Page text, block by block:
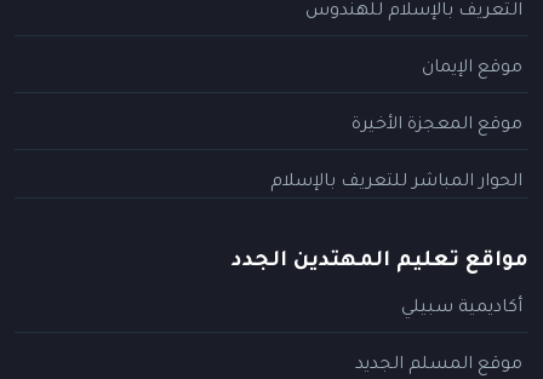
التعريف بالإسلام للهندوس
موقع الإيمان
موقع المعجزة الأخيرة
الحوار المباشر للتعريف بالإسلام
مواقع تعليم المهتدين الجدد
أكاديمية سبيلي
موقع المسلم الجديد